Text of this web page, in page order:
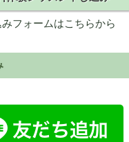
みフォームはこちらから